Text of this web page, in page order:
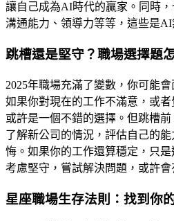
讓自己成為AI時代的贏家。同時
溝通能力、領導力等等，這些是AI
跳槽還是堅守？職場選擇題
2025年職場充滿了變數，你可能
如果你對現在的工作不滿意，或
或許是一個不錯的選擇。但跳槽
了解新公司的情況，評估自己的
悔。如果你的工作還算穩定，只
考慮堅守，嘗試解決問題，或許會
星座職場生存法則：找到你